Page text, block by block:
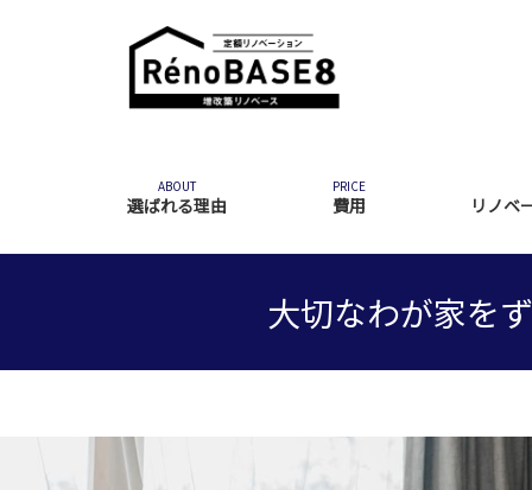
ABOUT
選ばれる理由
PRICE
費用 リノベ
大切なわが家を